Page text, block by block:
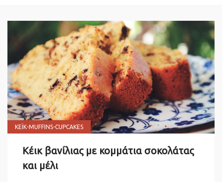
ΚΈΙΚ-MUFFINS-CUPCAKES
Κέικ βανίλιας με κομμάτια σοκολάτας
και μέλι